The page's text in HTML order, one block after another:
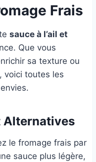
Frais
sauce à l’ail et
Que vous
sa texture ou
voici toutes les
Alternatives
le fromage frais par
sauce plus légère,